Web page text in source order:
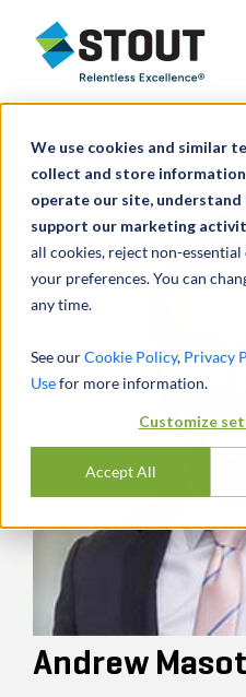
We use cookies and similar
collect and store
operate our site, understand
support our marketing
all cookies, reject non-essential
your preferences. You can
any time.
See ourCookie Policy, Privacy
Usefor more information.
Customize
Accept All
Stout Relentless Excellence
Andrew